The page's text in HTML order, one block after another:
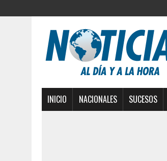
INICIO NACIONALES SUCESOS